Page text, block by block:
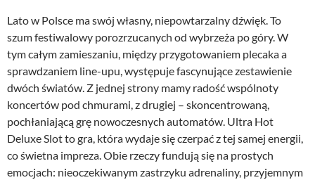
Lato w Polsce ma swój własny, niepowtarzalny dźwięk. To
szum festiwalowy porozrzucanych od wybrzeża po góry. W
tym całym zamieszaniu, między przygotowaniem plecaka a
sprawdzaniem line-upu, występuje fascynujące zestawienie
dwóch światów. Z jednej strony mamy radość wspólnoty
koncertów pod chmurami, z drugiej – skoncentrowaną,
pochłaniającą grę nowoczesnych automatów. Ultra Hot
Deluxe Slot to gra, która wydaje się czerpać z tej samej energii,
co świetna impreza. Obie rzeczy fundują się na prostych
emocjach: nieoczekiwanym zastrzyku adrenaliny, przyjemnym